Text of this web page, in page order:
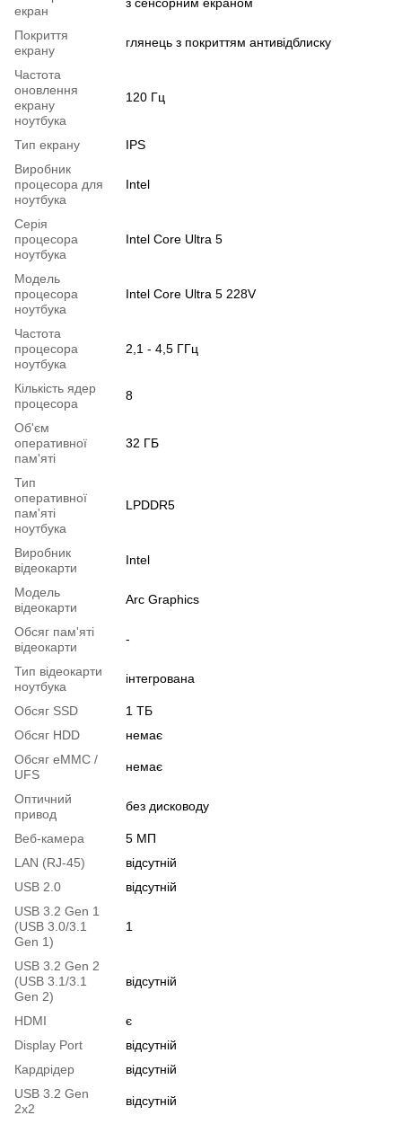
екран
Покриття
екрану
глянець з покриттям антивідблиску
Частота
оновлення
екрану
ноутбука
120 Гц
Тип екрану
IPS
Виробник
процесора для
ноутбука
Intel
Серія
процесора
ноутбука
Intel Core Ultra 5
Модель
процесора
ноутбука
Intel Core Ultra 5 228V
Частота
процесора
ноутбука
2,1 - 4,5 ГГц
Кількість ядер
процесора
8
Об'єм
оперативної
пам'яті
32 ГБ
Тип
оперативної
пам'яті
ноутбука
LPDDR5
Виробник
відеокарти
Intel
Модель
відеокарти
Arc Graphics
Обсяг пам'яті
відеокарти
-
Тип відеокарти
ноутбука
інтегрована
Обсяг SSD
1 ТБ
Обсяг HDD
немає
Обсяг eMMC /
UFS
немає
Оптичний
привод
без дисководу
Веб-камера
5 МП
LAN (RJ-45)
відсутній
USB 2.0
відсутній
USB 3.2 Gen 1
(USB 3.0/3.1
Gen 1)
1
USB 3.2 Gen 2
(USB 3.1/3.1
Gen 2)
відсутній
HDMI
є
Display Port
відсутній
Кардрідер
відсутній
USB 3.2 Gen
2x2
відсутній